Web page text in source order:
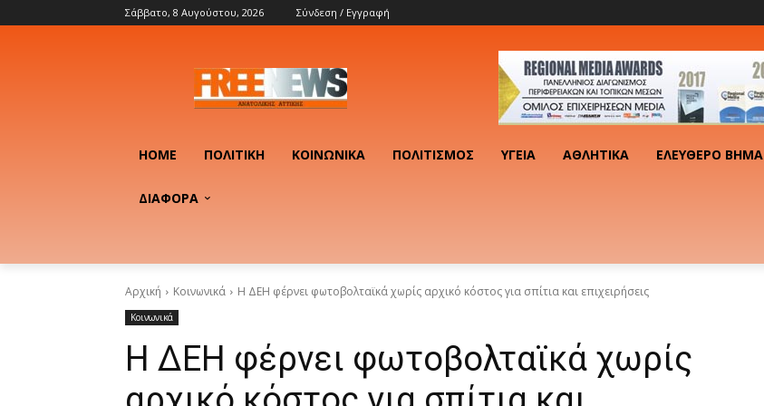
Σάββατο, 8 Αυγούστου, 2026 Σύνδεση / Εγγραφή
HOME ΠΟΛΙΤΙΚΉ ΚΟΙΝΩΝΙΚΆ ΠΟΛΙΤΙΣΜΌΣ ΥΓΕΊΑ ΑΘΛΗΤΙΚΆ ΕΛΕΎΘΕΡΟ ΒΉΜΑ
ΔΙΑΦΟΡΑ
Αρχική Κοινωνικά Η ΔΕΗ φέρνει φωτοβολταϊκά χωρίς αρχικό κόστος για σπίτια και επιχειρήσεις
Κοινωνικά
Η ΔΕΗ φέρνει φωτοβολταϊκά χωρίς